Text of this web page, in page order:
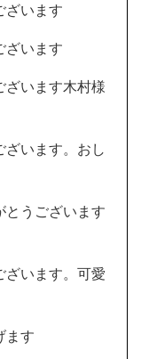
ざいます
ざいます
ざいます木村様
ざいます。おし
とうございます
ざいます。可愛
ます